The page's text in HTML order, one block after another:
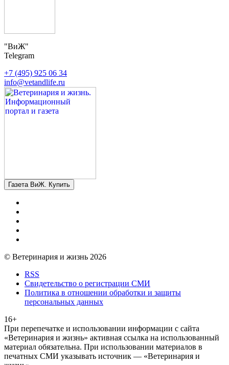
"ВиЖ"
Telegram
+7 (495) 925 06 34
info@vetandlife.ru
Газета ВиЖ. Купить
© Ветеринария и жизнь 2026
RSS
Свидетельство о регистрации СМИ
Политика в отношении обработки и защиты
персональных данных
16+
При перепечатке и использовании информации с сайта
«Ветеринария и жизнь» активная ссылка на использованный
материал обязательна. При использовании материалов в
печатных СМИ указывать источник — «Ветеринария и